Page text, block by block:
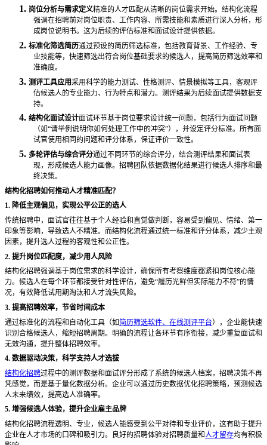
1. 岗位分析与需求定义精准的人才匹配从清晰的岗位需求开始。结构化流程
强调在招聘前对岗位职责、工作内容、所需技能和素质进行深入分析，形
成岗位说明书。这为后续的评估标准和面试设计提供依据。
2. 标准化筛选简历通过预设的简历筛选标准，包括教育背景、工作经验、专
业技能等，快速筛选出符合岗位基础要求的候选人，提高简历筛选效率和
准确度。
3. 测评工具应用采用科学的能力测试、性格测评、情景模拟等工具，客观评
估候选人的专业能力、行为特点和潜力。测评结果为后续面试提供数据支
持。
4. 结构化面试设计面试环节基于岗位要求设计统一问题，包括行为面试问题
（如“请举例说明你如何处理工作中的冲突”），并设定评分标准。所有面
试官使用相同的问题和评分体系，保证评价一致性。
5. 多轮评估与综合评分通过不同环节的综合评分，结合测评结果和面试表
现，形成候选人能力画像。招聘团队依据数据化结果进行候选人排序和最
终决策。
结构化招聘如何推动人才精准匹配？
1. 降低主观偏见，实现公平公正的选人
传统招聘中，面试官往往基于个人经验和直觉做判断，容易受到偏见、情绪、第一
印象等影响，导致选人不精准。而结构化流程通过统一标准和评分体系，减少主观
因素，提升选人过程的客观性和公正性。
2. 提升岗位匹配度，减少用人风险
结构化招聘强调基于岗位需求的科学设计，确保所有考察维度都紧扣岗位核心能
力。候选人在每个环节都接受针对性评估，避免“履历光鲜但实际能力不符”的情
况，有效降低试用期淘汰和人才流失风险。
3. 提高招聘效率，节省时间成本
通过标准化的流程和自动化工具（如简历筛选软件、在线测评平台），企业能快速
识别合格候选人，缩短招聘周期。明确的流程让各环节有序衔接，减少重复面试和
无效沟通，提升整体招聘效率。
4. 数据驱动决策，科学支持人才选拔
结构化招聘过程中的测评数据和面试评分形成了系统的候选人档案，招聘决策不再
凭感觉，而是基于量化数据分析。企业可以通过历史数据优化招聘策略，预测候选
人未来绩效，提高选人准确率。
5. 增强候选人体验，提升企业雇主品牌
结构化招聘流程透明、专业，候选人能感受到公平对待和专业评价，这有助于提升
企业在人才市场的口碑和吸引力。良好的招聘体验对招聘质量和人才留存均有积极